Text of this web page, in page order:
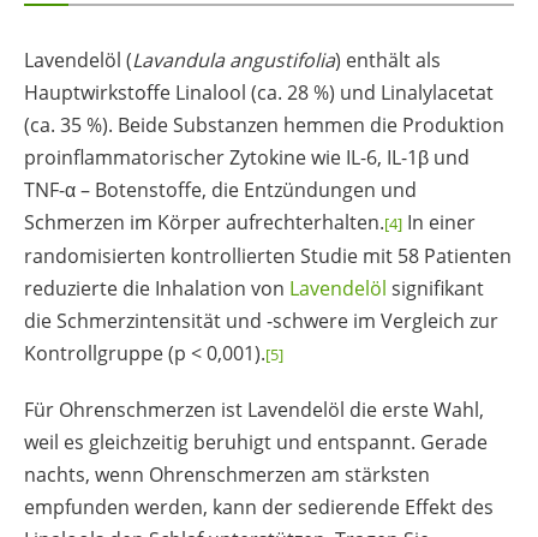
Lavendelöl (Lavandula angustifolia) enthält als
Hauptwirkstoffe Linalool (ca. 28 %) und Linalylacetat
(ca. 35 %). Beide Substanzen hemmen die Produktion
proinflammatorischer Zytokine wie IL-6, IL-1β und
TNF-α – Botenstoffe, die Entzündungen und
Schmerzen im Körper aufrechterhalten.[4] In einer
randomisierten kontrollierten Studie mit 58 Patienten
reduzierte die Inhalation von Lavendelöl signifikant
die Schmerzintensität und -schwere im Vergleich zur
Kontrollgruppe (p < 0,001).[5]
Für Ohrenschmerzen ist Lavendelöl die erste Wahl,
weil es gleichzeitig beruhigt und entspannt. Gerade
nachts, wenn Ohrenschmerzen am stärksten
empfunden werden, kann der sedierende Effekt des